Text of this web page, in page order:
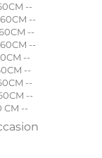
--
--
--
--
--
--
--
--
CM --